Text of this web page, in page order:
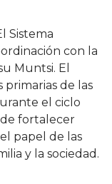
Sistema
con la
Muntsi. El
de las
el ciclo
fortalecer
papel de las
y la sociedad.